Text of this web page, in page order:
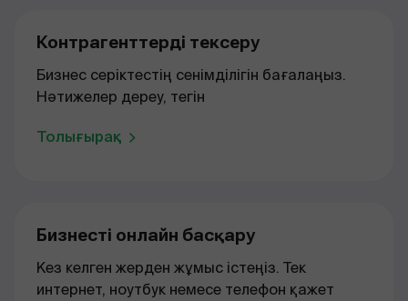
Контрагенттерді тексеру
Бизнес серіктестің сенімділігін бағалаңыз.
Нәтижелер дереу, тегін
Толығырақ
Бизнесті онлайн басқару
Кез келген жерден жұмыс істеңіз. Тек
интернет, ноутбук немесе телефон қажет